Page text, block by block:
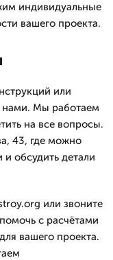
индивидуальные
вашего проекта.
или
нами. Мы работаем
на все вопросы.
43, где можно
обсудить детали
или звоните
с расчётами
вашего проекта.